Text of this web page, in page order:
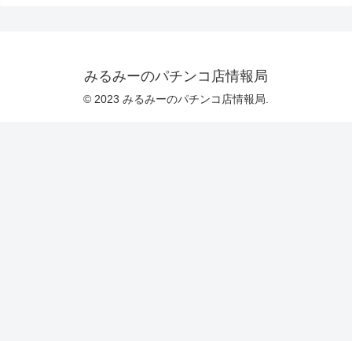
みるみーのパチンコ店情報局
© 2023 みるみーのパチンコ店情報局.